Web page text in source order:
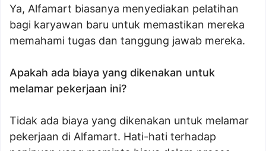
Ya, Alfamart biasanya menyediakan pelatihan
bagi karyawan baru untuk memastikan mereka
memahami tugas dan tanggung jawab mereka.
Apakah ada biaya yang dikenakan untuk
melamar pekerjaan ini?
Tidak ada biaya yang dikenakan untuk melamar
pekerjaan di Alfamart. Hati-hati terhadap